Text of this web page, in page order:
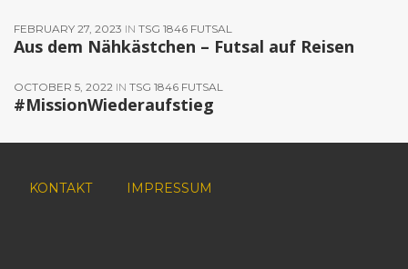
FEBRUARY 27, 2023 IN TSG 1846 FUTSAL
Aus dem Nähkästchen – Futsal auf Reisen
OCTOBER 5, 2022 IN TSG 1846 FUTSAL
#MissionWiederaufstieg
KONTAKT IMPRESSUM